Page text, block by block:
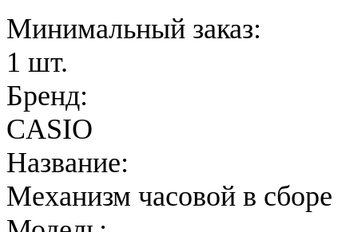
Минимальный заказ:
1 шт.
Бренд:
CASIO
Название:
Механизм часовой в сборе